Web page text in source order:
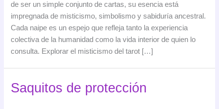
a
guía
de ser un simple conjunto de cartas, su esencia está
impregnada de misticismo, simbolismo y sabiduría ancestral.
Cada naipe es un espejo que refleja tanto la experiencia
colectiva de la humanidad como la vida interior de quien lo
consulta. Explorar el misticismo del tarot […]
Saquitos de protección